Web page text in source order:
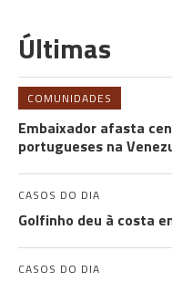
Últimas
COMUNIDADES
Embaixador afasta
portugueses na
CASOS DO DIA
Golfinho deu à costa
CASOS DO DIA